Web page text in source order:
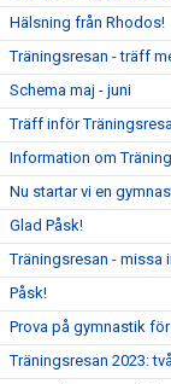
Hälsning från Rhodos!
Träningsresan - träff
Schema maj - juni
Träff inför
Information om
Nu startar vi en
Glad Påsk!
Träningsresan - missa
Påsk!
Prova på gymnastik
Träningsresan 2023: